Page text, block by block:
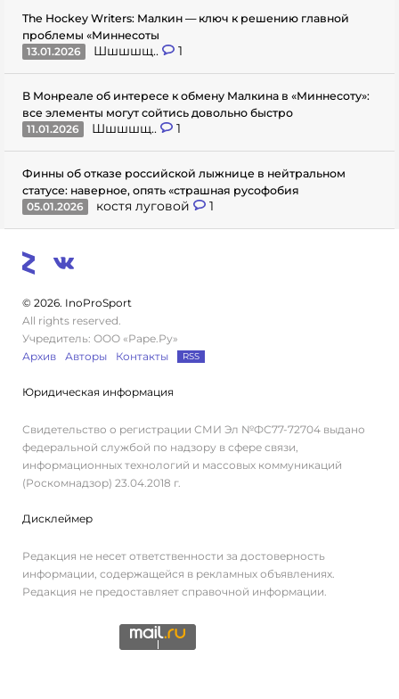
The Hockey Writers: Малкин — ключ к решению главной
проблемы «Миннесоты
13.01.2026
Шшшшщ.. 1
В Монреале об интересе к обмену Малкина в «Миннесоту»:
все элементы могут сойтись довольно быстро
11.01.2026
Шшшшщ.. 1
Финны об отказе российской лыжнице в нейтральном
статусе: наверное, опять «страшная русофобия
05.01.2026
костя луговой 1
© 2026. InoProSport
All rights reserved.
Учредитель: ООО «Раре.Ру»
Архив
Авторы Контакты RSS
Юридическая информация
Свидетельство о регистрации СМИ Эл №ФС77-72704 выдано
федеральной службой по надзору в сфере связи,
информационных технологий и массовых коммуникаций
(Роскомнадзор) 23.04.2018 г.
Дисклеймер
Редакция не несет ответственности за достоверность
информации, содержащейся в рекламных объявлениях.
Редакция не предоставляет справочной информации.